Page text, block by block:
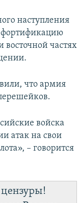
наступления
фортификацию
восточной частях
что армия
войска
атак на свои
– говорится